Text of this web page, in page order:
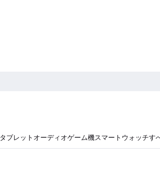
タブレット オーディオゲーム機スマートウォッチす